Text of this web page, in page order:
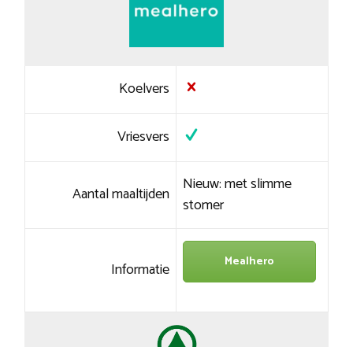
Koelvers
Vriesvers
Aantal maaltijden Nieuw: met slimme
stomer
Informatie Mealhero